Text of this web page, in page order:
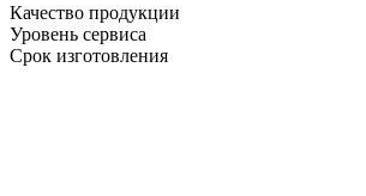
Качество продукции
Уровень сервиса
Срок изготовления